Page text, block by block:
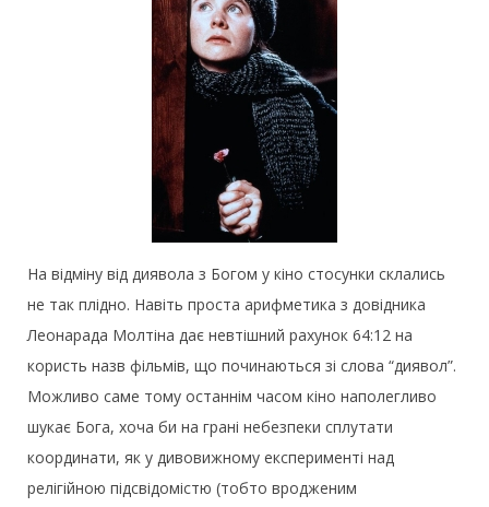
На відміну від диявола з Богом у кіно стосунки склались
не так плідно. Навіть проста арифметика з довідника
Леонарада Молтіна дає невтішний рахунок 64:12 на
користь назв фільмів, що починаються зі слова “диявол”.
Можливо саме тому останнім часом кіно наполегливо
шукає Бога, хоча би на грані небезпеки сплутати
координати, як у дивовижному експерименті над
релігійною підсвідомістю (тобто вродженим